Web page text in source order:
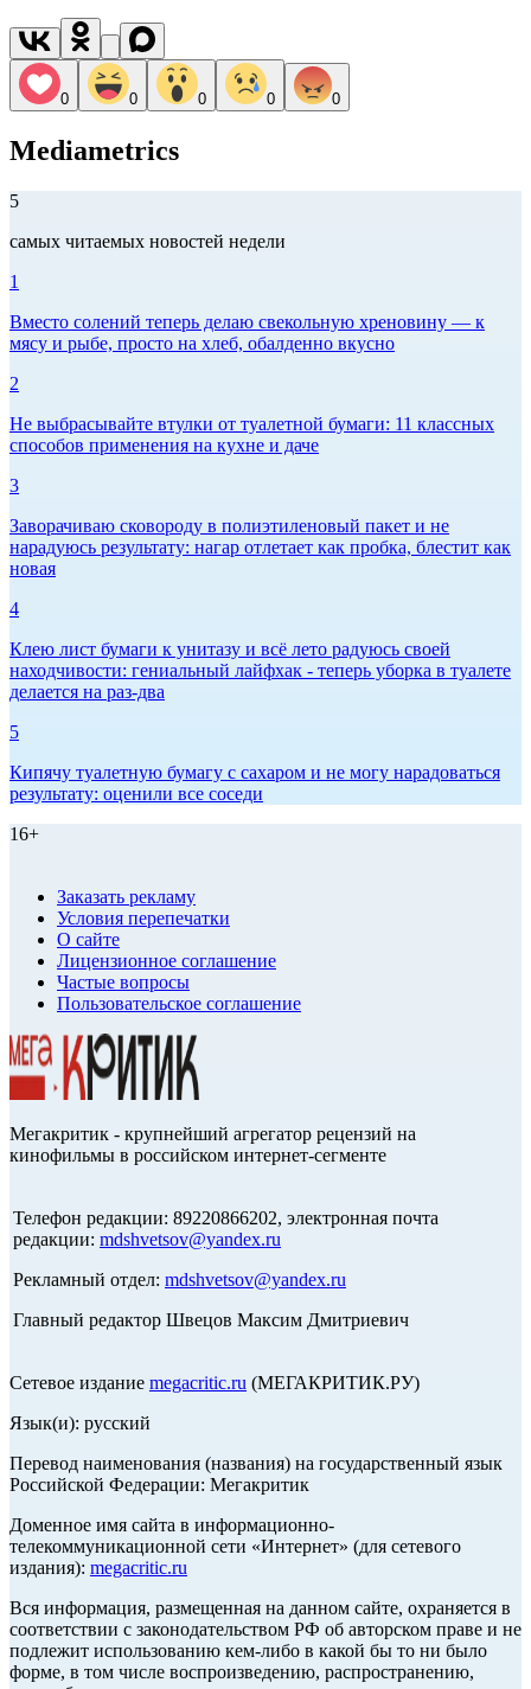
0 0 0 0 0
Mediametrics
5
самых читаемых новостей недели
1
Вместо солений теперь делаю свекольную хреновину — к
мясу и рыбе, просто на хлеб, обалденно вкусно
2
Не выбрасывайте втулки от туалетной бумаги: 11 классных
способов применения на кухне и даче
3
Заворачиваю сковороду в полиэтиленовый пакет и не
нарадуюсь результату: нагар отлетает как пробка, блестит как
новая
4
Клею лист бумаги к унитазу и всё лето радуюсь своей
находчивости: гениальный лайфхак - теперь уборка в туалете
делается на раз-два
5
Кипячу туалетную бумагу с сахаром и не могу нарадоваться
результату: оценили все соседи
16+
Заказать рекламу
Условия перепечатки
О сайте
Лицензионное соглашение
Частые вопросы
Пользовательское соглашение
Мегакритик - крупнейший агрегатор рецензий на
кинофильмы в российском интернет-сегменте
Телефон редакции: 89220866202, электронная почта
редакции: mdshvetsov@yandex.ru
Рекламный отдел: mdshvetsov@yandex.ru
Главный редактор Швецов Максим Дмитриевич
Сетевое издание megacritic.ru (МЕГАКРИТИК.РУ)
Язык(и): русский
Перевод наименования (названия) на государственный язык
Российской Федерации: Мегакритик
Доменное имя сайта в информационно-
телекоммуникационной сети «Интернет» (для сетевого
издания): megacritic.ru
Вся информация, размещенная на данном сайте, охраняется в
соответствии с законодательством РФ об авторском праве и не
подлежит использованию кем-либо в какой бы то ни было
форме, в том числе воспроизведению, распространению,